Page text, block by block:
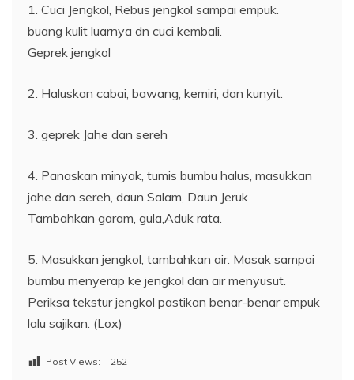
1. Cuci Jengkol, Rebus jengkol sampai empuk.
buang kulit luarnya dn cuci kembali.
Geprek jengkol
2. Haluskan cabai, bawang, kemiri, dan kunyit.
3. geprek Jahe dan sereh
4. Panaskan minyak, tumis bumbu halus, masukkan
jahe dan sereh, daun Salam, Daun Jeruk
Tambahkan garam, gula,Aduk rata.
5. Masukkan jengkol, tambahkan air. Masak sampai
bumbu menyerap ke jengkol dan air menyusut.
Periksa tekstur jengkol pastikan benar-benar empuk
lalu sajikan. (Lox)
Post Views: 252